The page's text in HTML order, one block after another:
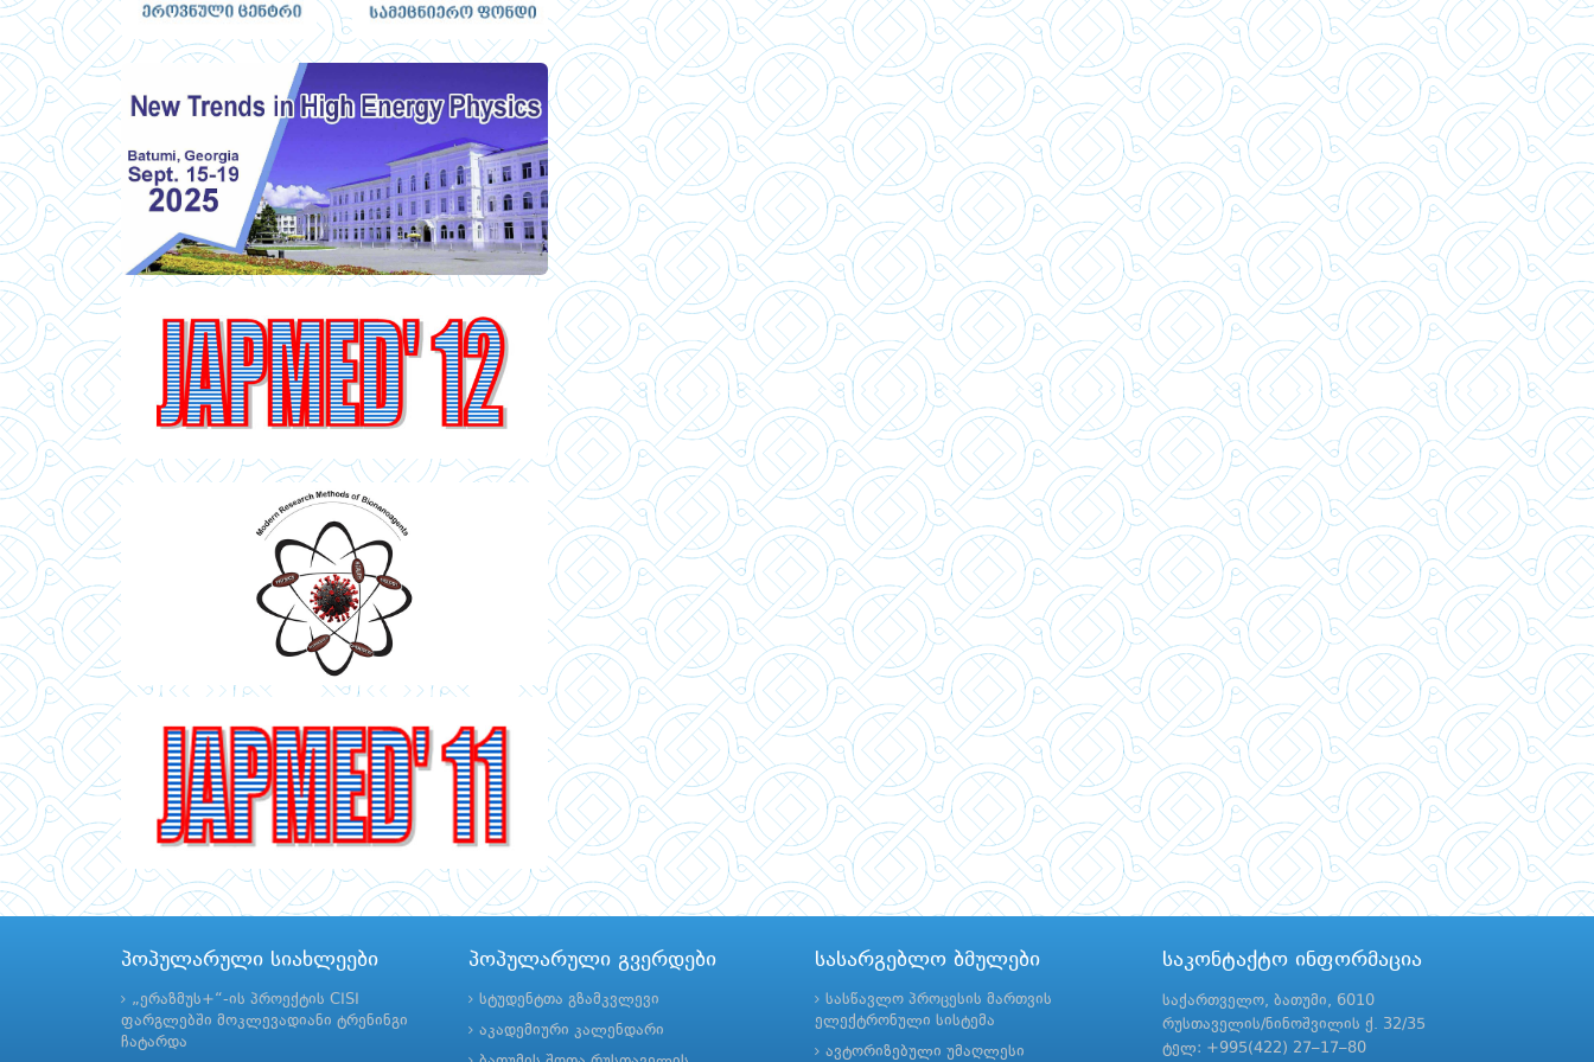
პოპულარული სიახლეები
„ერაზმუს+“-ის პროექტის CISI
ფარგლებში მოკლევადიანი ტრენინგი
ჩატარდა
პოპულარული გვერდები
სტუდენტთა გზამკვლევი
აკადემიური კალენდარი
სასარგებლო ბმულები
სასწავლო პროცესის მართვის
ელექტრონული სისტემა
ავტორიზებული უმაღლესი
საკონტაქტო ინფორმაცია
საქართველო, ბათუმი, 6010
რუსთაველის/ნინოშვილის ქ. 32/35
ტელ: +995(422) 27–17–80